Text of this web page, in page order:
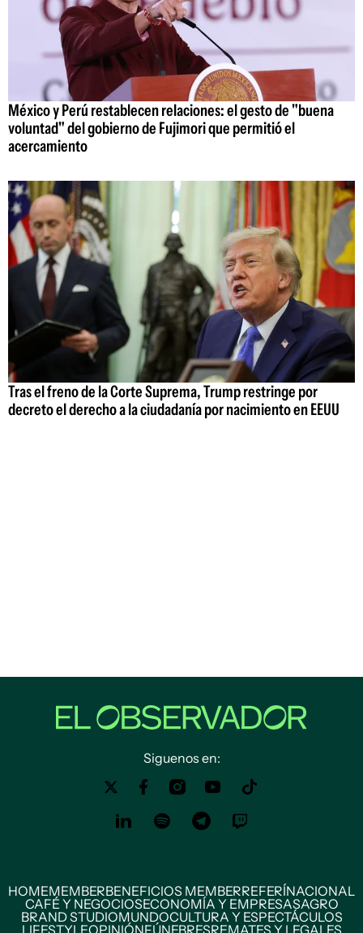
México y Perú restablecen relaciones: el gesto de "buena
voluntad" del gobierno de Fujimori que permitió el
acercamiento
Tras el freno de la Corte Suprema, Trump restringe por
decreto el derecho a la ciudadanía por nacimiento en EEUU
Siguenos en:
HOMEMEMBERBENEFICIOS MEMBERREFERÍNACIONAL
CAFÉ Y NEGOCIOSECONOMÍA Y EMPRESASAGRO
BRAND STUDIOMUNDOCULTURA Y ESPECTÁCULOS
LIFESTYLEOPINIÓNFÚNEBRESREMATES Y LEGALES